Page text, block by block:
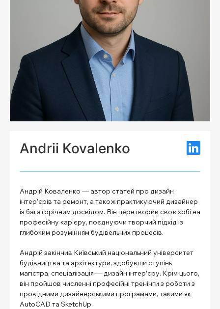
Andrii Kovalenko
Андрій Коваленко — автор статей про дизайн
інтер’єрів та ремонт, а також практикуючий дизайнер
із багаторічним досвідом. Він перетворив своє хобі на
професійну кар’єру, поєднуючи творчий підхід із
глибоким розумінням будівельних процесів.
Андрій закінчив Київський національний університет
будівництва та архітектури, здобувши ступінь
магістра, спеціалізація — дизайн інтер’єру. Крім цього,
він пройшов численні професійні тренінги з роботи з
провідними дизайнерськими програмами, такими як
AutoCAD та SketchUp.